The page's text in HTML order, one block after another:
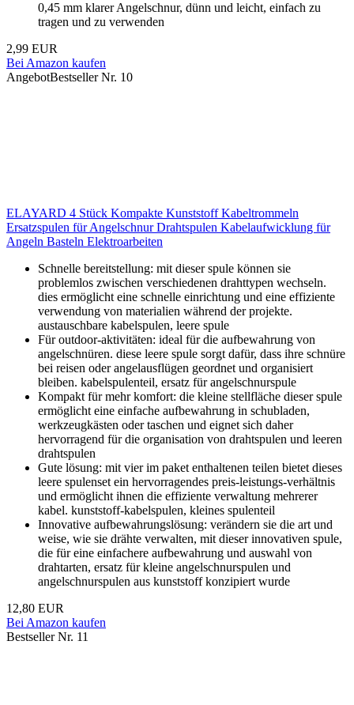
0,45 mm klarer Angelschnur, dünn und leicht, einfach zu
tragen und zu verwenden
2,99 EUR
Bei Amazon kaufen
AngebotBestseller Nr. 10
ELAYARD 4 Stück Kompakte Kunststoff Kabeltrommeln
Ersatzspulen für Angelschnur Drahtspulen Kabelaufwicklung für
Angeln Basteln Elektroarbeiten
Schnelle bereitstellung: mit dieser spule können sie
problemlos zwischen verschiedenen drahttypen wechseln.
dies ermöglicht eine schnelle einrichtung und eine effiziente
verwendung von materialien während der projekte.
austauschbare kabelspulen, leere spule
Für outdoor-aktivitäten: ideal für die aufbewahrung von
angelschnüren. diese leere spule sorgt dafür, dass ihre schnüre
bei reisen oder angelausflügen geordnet und organisiert
bleiben. kabelspulenteil, ersatz für angelschnurspule
Kompakt für mehr komfort: die kleine stellfläche dieser spule
ermöglicht eine einfache aufbewahrung in schubladen,
werkzeugkästen oder taschen und eignet sich daher
hervorragend für die organisation von drahtspulen und leeren
drahtspulen
Gute lösung: mit vier im paket enthaltenen teilen bietet dieses
leere spulenset ein hervorragendes preis-leistungs-verhältnis
und ermöglicht ihnen die effiziente verwaltung mehrerer
kabel. kunststoff-kabelspulen, kleines spulenteil
Innovative aufbewahrungslösung: verändern sie die art und
weise, wie sie drähte verwalten, mit dieser innovativen spule,
die für eine einfachere aufbewahrung und auswahl von
drahtarten, ersatz für kleine angelschnurspulen und
angelschnurspulen aus kunststoff konzipiert wurde
12,80 EUR
Bei Amazon kaufen
Bestseller Nr. 11